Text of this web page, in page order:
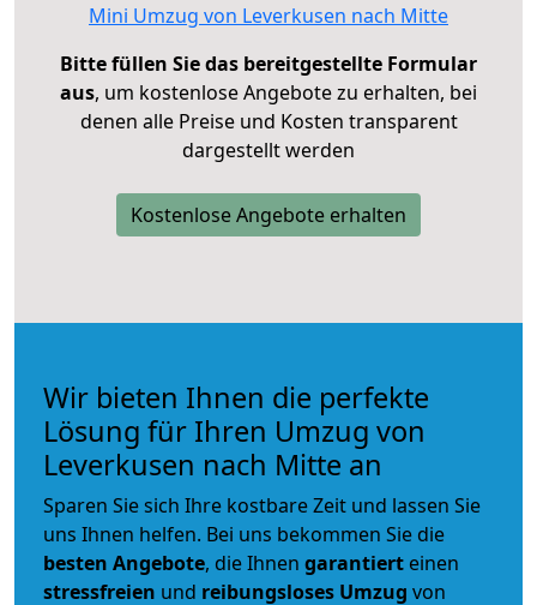
Mini Umzug von Leverkusen nach Mitte
Bitte füllen Sie das bereitgestellte Formular
aus, um kostenlose Angebote zu erhalten, bei
denen alle Preise und Kosten transparent
dargestellt werden
Kostenlose Angebote erhalten
Wir bieten Ihnen die perfekte
Lösung für Ihren Umzug von
Leverkusen nach Mitte an
Sparen Sie sich Ihre kostbare Zeit und lassen Sie
uns Ihnen helfen. Bei uns bekommen Sie die
besten Angebote, die Ihnen garantiert einen
stressfreien und reibungsloses Umzug von